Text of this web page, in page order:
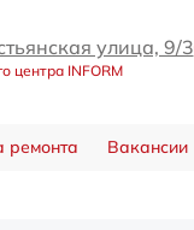
улица, 9/3
центра INFORM
ремонта Вакансии